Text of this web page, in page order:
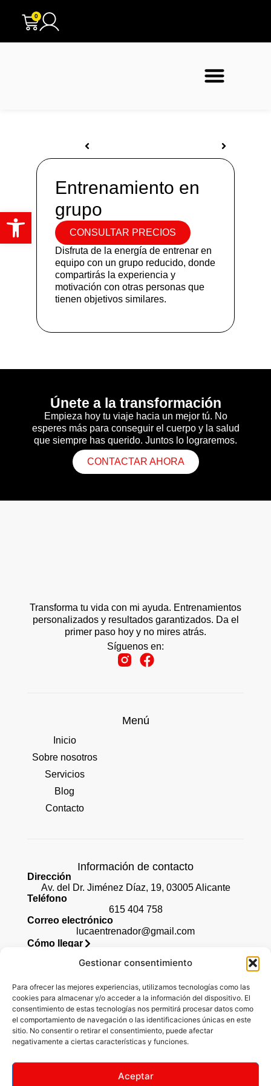
Abrir barra de herramientas
Gestionar consentimiento
Para ofrecer las mejores experiencias, utilizamos tecnologías como las
cookies para almacenar y/o acceder a la información del dispositivo. El
consentimiento de estas tecnologías nos permitirá procesar datos como
el comportamiento de navegación o las identificaciones únicas en este
sitio. No consentir o retirar el consentimiento, puede afectar
negativamente a ciertas características y funciones.
Aceptar
0
Entrenamiento en
grupo
CONSULTAR PRECIOS
Disfruta de la energía de entrenar en
equipo con un grupo reducido, donde
compartirás la experiencia y
motivación con otras personas que
tienen objetivos similares.
Únete a la transformación
Empieza hoy tu viaje hacia un mejor tú. No
esperes más para conseguir el cuerpo y la salud
que siempre has querido. Juntos lo lograremos.
CONTACTAR AHORA
Transforma tu vida con mi ayuda. Entrenamientos
personalizados y resultados garantizados. Da el
primer paso hoy y no mires atrás.
Síguenos en:
Menú
Inicio
Sobre nosotros
Servicios
Blog
Contacto
Información de contacto
Dirección
Av. del Dr. Jiménez Díaz, 19, 03005 Alicante
Teléfono
615 404 758
Correo electrónico
lucaentrenador@gmail.com
Cómo llegar
Legal
Aviso legal
Accesibilidad